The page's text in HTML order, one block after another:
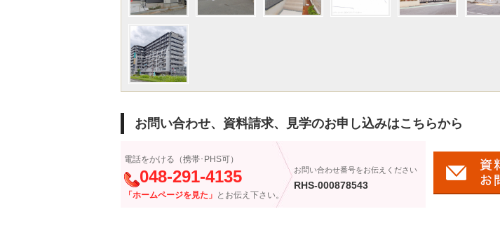
お問い合わせ、資料請求、見学のお申し込みはこちらから
電話をかける（携帯･PHS可）
048-291-4135
「ホームページを見た」 とお伝え下さい。
お問い合わせ番号をお伝えください
RHS-000878543